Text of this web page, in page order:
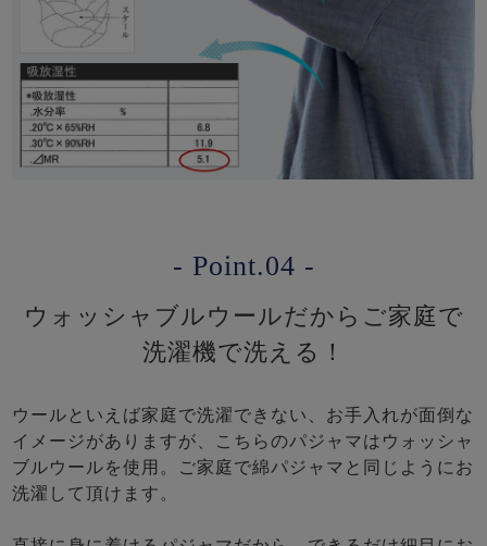
- Point.04 -
ウォッシャブルウールだからご家庭で
洗濯機で洗える！
ウールといえば家庭で洗濯できない、お手入れが面倒な
イメージがありますが、こちらのパジャマはウォッシャ
ブルウールを使用。ご家庭で綿パジャマと同じようにお
洗濯して頂けます。